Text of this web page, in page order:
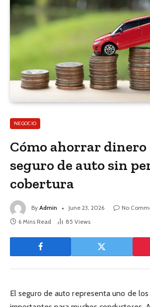
NEGOCIO
Cómo ahorrar dinero
seguro de auto sin
cobertura
By Admin June 23, 2026
No
6 Mins Read
85 Views
El seguro de auto representa uno de los